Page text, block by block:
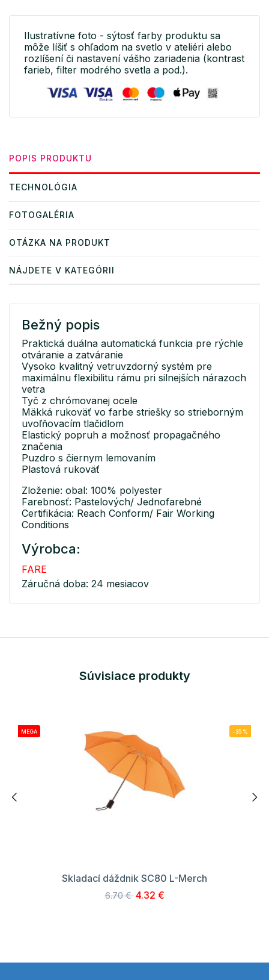
Ilustratívne foto - sýtosť farby produktu sa
môže líšiť s ohľadom na svetlo v ateliéri alebo
rozlíšení či nastavení vášho zariadenia (kontrast
farieb, filter modrého svetla a pod.).
POPIS PRODUKTU
TECHNOLÓGIA
FOTOGALÉRIA
OTÁZKA NA PRODUKT
NÁJDETE V KATEGÓRII
Bežný popis
Praktická duálna automatická funkcia pre rýchle
otváranie a zatváranie
Vysoko kvalitný vetruvzdorný systém pre
maximálnu flexibilitu rámu pri silnejších nárazoch
vetra
Tyč z chrómovanej ocele
Mäkká rukoväť vo farbe striešky so strieborným
uvoľňovacím tlačidlom
Elastický popruh a možnosť propagačného
značenia
Puzdro s čiernym lemovaním
Plastová rukoväť
Zloženie: obal: 100% polyester
Farebnosť: Pastelových/ Jednofarebné
Certifikácia: Reach Conform/ Fair Working
Conditions
Výrobca:
FARE
Záručná doba: 24 mesiacov
Súvisiace produkty
MEGA -35%
Skladací dáždnik SC80 L-Merch
6.70 € 4.32 €